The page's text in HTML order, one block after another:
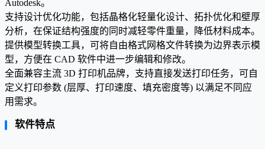
Autodesk。
支持设计优化功能，包括晶格化轻量化设计、拓扑优化和壁厚
分析，在保证结构强度的同时减轻零件重量，降低材料成本。
提供模型转换工具，可将自由格式网格文件转换为边界表示模
型，方便在 CAD 软件中进一步编辑和修改。
全面兼容主流 3D 打印机品牌，支持直接发送打印任务，可自
定义打印参数 (层厚、打印速度、填充密度等) 以满足不同应
用需求。
软件特点